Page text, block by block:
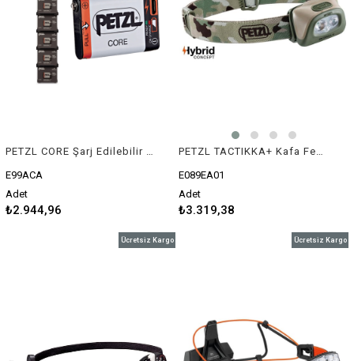
E99ACA
Adet
₺2.944,96
E089EA01
Adet
₺3.319,38
Ücretsiz Kargo Ücretsiz Kargo